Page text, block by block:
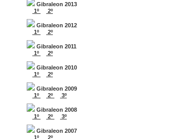
Gibraleon 2013
1º
2º
Gibraleon 2012
1º
2º
Gibraleon 2011
1º
2º
Gibraleon 2010
1º
2º
Gibraleon 2009
1º
2º 3º
Gibraleon 2008
1º
2º 3º
Gibraleon 2007
1º
2º